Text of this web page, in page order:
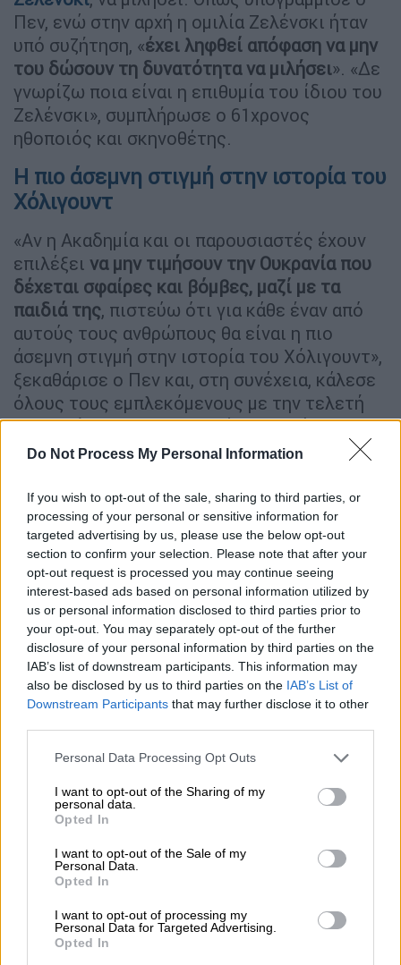
Do Not Process My Personal Information
If you wish to opt-out of the sale, sharing to third parties, or
processing of your personal or sensitive information for
targeted advertising by us, please use the below opt-out
section to confirm your selection. Please note that after your
opt-out request is processed you may continue seeing
interest-based ads based on personal information utilized by
us or personal information disclosed to third parties prior to
your opt-out. You may separately opt-out of the further
disclosure of your personal information by third parties on the
IAB’s list of downstream participants. This information may
also be disclosed by us to third parties on the IAB’s List of
Downstream Participants that may further disclose it to other
Please note that this website/app uses one or more Google
not limited to your visit or usage behaviour. You may click to
grant or deny consent to Google and its third-party tags to
use your data for below specified purposes in below Google
consent section.
Personal Data Processing Opt Outs
I want to opt-out of the Sharing of my
personal data.
Opted In
I want to opt-out of the Sale of my
Personal Data.
Opted In
I want to opt-out of processing my
Personal Data for Targeted Advertising.
Opted In
Πεν, ενώ στην αρχή η ομιλία Ζελένσκι ήταν
υπό συζήτηση, «έχει ληφθεί απόφαση να μην
του δώσουν τη δυνατότητα να μιλήσει». «Δε
γνωρίζω ποια είναι η επιθυμία του ίδιου του
Ζελένσκι», συμπλήρωσε ο 61χρονος
ηθοποιός και σκηνοθέτης.
Η πιο άσεμνη στιγμή στην ιστορία του
Χόλιγουντ
«Αν η Ακαδημία και οι παρουσιαστές έχουν
επιλέξει να μην τιμήσουν την Ουκρανία που
δέχεται σφαίρες και βόμβες, μαζί με τα
παιδιά της, πιστεύω ότι για κάθε έναν από
αυτούς τους ανθρώπους θα είναι η πιο
άσεμνη στιγμή στην ιστορία του Χόλιγουντ»,
ξεκαθάρισε ο Πεν και, στη συνέχεια, κάλεσε
όλους τους εμπλεκόμενους με την τελετή
απονομής να την μποϊκοτάρουν, ακόμα κι αν
πρόκειται για υποψήφιους. «Σκοπεύω να
ότι, παρά το γεγονός πως αυτή είναι η
στιγμή του, είναι πιο σημαντικό να
διαμαρτυρηθεί και να μποϊκοτάρει την
τελετή», είπε.Ο Πεν, ο οποίος έχει κερδίσει
δύο βραβεία Όσκαρ (το 2003 και το 2008),
ενημέρωσε ακόμα ότι «Αν (ο Ζελένσκι) δεν
μιλήσει, θα καταστρέψω τα βραβεία μου
δημοσίως».
ΔΙΑΒΑΣΤΕ ΕΠΙΣΗΣ
Σινεμά 27.03.2022 08:52
κατηγορίες που κάνουν πρεμιέρα και
οι αντιδράσεις
Σινεμά|26.03.2022 11:58
Βολοντιμίρ Ζελένσκι στην τελετή
απονομής των βραβείων Όσκαρ;